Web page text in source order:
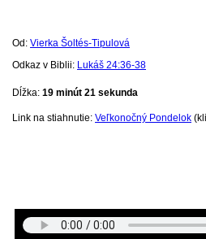
Od: Vierka Šoltés-Tipulová
Odkaz v Biblii: Lukáš 24:36-38
Dĺžka: 19 minút 21 sekunda
Link na stiahnutie: Veľkonočný Pondelok